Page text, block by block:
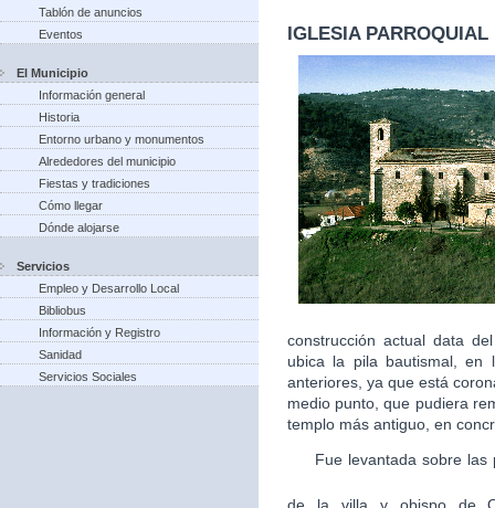
Tablón de anuncios
Eventos
El Municipio
Información general
Historia
Entorno urbano y monumentos
Alrededores del municipio
Fiestas y tradiciones
Cómo llegar
Dónde alojarse
Servicios
Empleo y Desarrollo Local
Bibliobus
Información y Registro
Sanidad
Servicios Sociales
IGLESIA PARROQUIAL
construcción actual data
ubica la pila bautismal,
anteriores, ya que está
medio punto, que pudiera
templo más antiguo, en
Fue levantada sobre las
de la villa y obispo de